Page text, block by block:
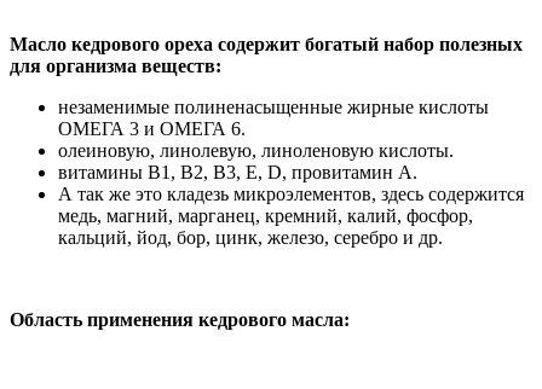
Масло кедрового ореха содержит богатый набор полезных
для организма веществ:
незаменимые полиненасыщенные жирные кислоты
ОМЕГА 3 и ОМЕГА 6.
олеиновую, линолевую, линоленовую кислоты.
витамины В1, В2, В3, Е, D, провитамин А.
А так же это кладезь микроэлементов, здесь содержится
медь, магний, марганец, кремний, калий, фосфор,
кальций, йод, бор, цинк, железо, серебро и др.
Область применения кедрового масла: